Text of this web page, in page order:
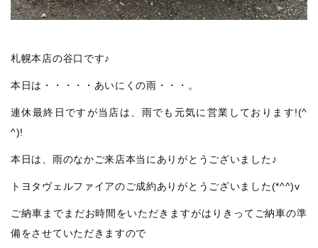
札幌本店の谷口です♪
本日は・・・・・あいにくの雨・・・。
連休最終日ですが当店は、雨でも元気に営業しております!(^
^)!
本日は、雨のなかご来店本当にありがとうございました♪
トヨタヴェルファイアのご成約ありがとうございました(*^^)v
ご納車までまだお時間をいただきますがはりきってご納車の準
備をさせていただきますので